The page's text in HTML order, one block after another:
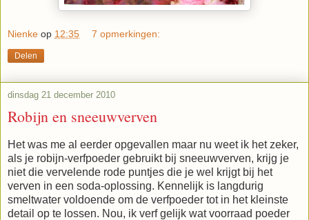
Nienke op 12:35 7 opmerkingen:
Delen
dinsdag 21 december 2010
Robijn en sneeuwverven
Het was me al eerder opgevallen maar nu weet ik het zeker,
als je robijn-verfpoeder gebruikt bij sneeuwverven, krijg je
niet die vervelende rode puntjes die je wel krijgt bij het
verven in een soda-oplossing. Kennelijk is langdurig
smeltwater voldoende om de verfpoeder tot in het kleinste
detail op te lossen. Nou, ik verf gelijk wat voorraad poeder